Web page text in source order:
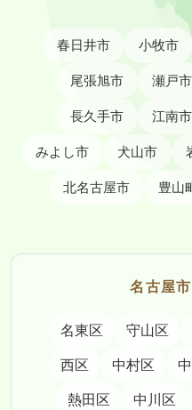
春日井市 小牧市
尾張旭市 瀬戸市
長久手市 江南市
みよし市 犬山市
北名古屋市 豊山
名古屋
名東区 守山区
西区 中村区
熱田区 中川区